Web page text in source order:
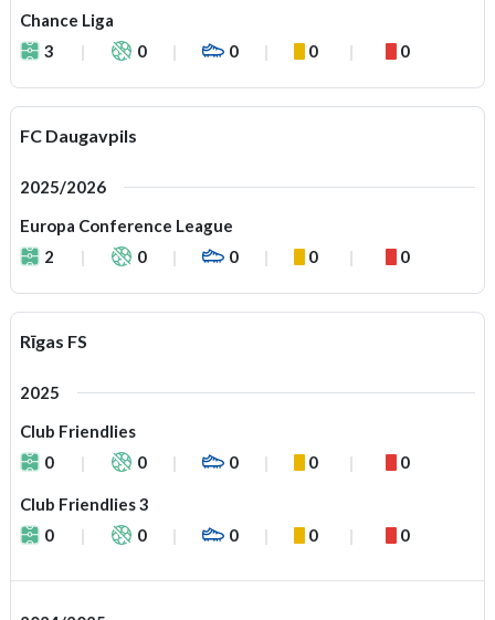
Chance Liga
3
0 0 0 0
FC Daugavpils
2025/2026
Europa Conference League
2
0 0 0 0
Rīgas FS
2025
Club Friendlies
0
0 0 0 0
Club Friendlies 3
0
0 0 0 0